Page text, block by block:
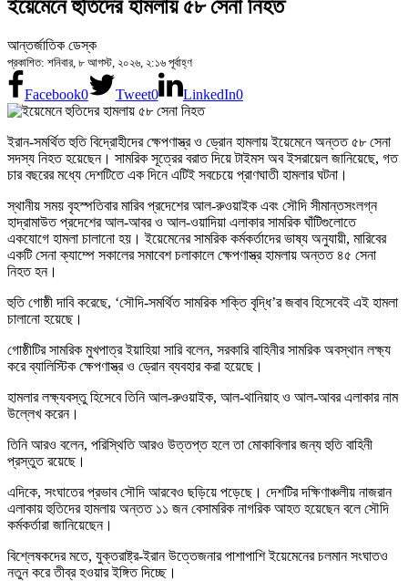
ইয়েমেনে হুতিদের হামলায় ৫৮ সেনা নিহত
আন্তর্জাতিক ডেস্ক
প্রকাশিত: শনিবার, ৮ আগস্ট, ২০২৬, ২:১৬ পূর্বাহ্ণ
Facebook0 Tweet0 LinkedIn0
ইরান-সমর্থিত হুতি বিদ্রোহীদের ক্ষেপণাস্ত্র ও ড্রোন হামলায় ইয়েমেনে অন্তত ৫৮ সেনা
সদস্য নিহত হয়েছেন। সামরিক সূত্রের বরাত দিয়ে টাইমস অব ইসরায়েল জানিয়েছে, গত
চার বছরের মধ্যে দেশটিতে এক দিনে এটিই সবচেয়ে প্রাণঘাতী হামলার ঘটনা।
স্থানীয় সময় বৃহস্পতিবার মারিব প্রদেশের আল-রুওয়াইক এবং সৌদি সীমান্তসংলগ্ন
হাদ্রামাউত প্রদেশের আল-আবর ও আল-ওয়াদিয়া এলাকার সামরিক ঘাঁটিগুলোতে
একযোগে হামলা চালানো হয়। ইয়েমেনের সামরিক কর্মকর্তাদের ভাষ্য অনুযায়ী, মারিবের
একটি সেনা ক্যাম্পে সকালের সমাবেশ চলাকালে ক্ষেপণাস্ত্র হামলায় অন্তত ৪৫ সেনা
নিহত হন।
হুতি গোষ্ঠী দাবি করেছে, ‘সৌদি-সমর্থিত সামরিক শক্তি বৃদ্ধি’র জবাব হিসেবেই এই হামলা
চালানো হয়েছে।
গোষ্ঠীটির সামরিক মুখপাত্র ইয়াহিয়া সারি বলেন, সরকারি বাহিনীর সামরিক অবস্থান লক্ষ্য
করে ব্যালিস্টিক ক্ষেপণাস্ত্র ও ড্রোন ব্যবহার করা হয়েছে।
হামলার লক্ষ্যবস্তু হিসেবে তিনি আল-রুওয়াইক, আল-থানিয়াহ ও আল-আবর এলাকার নাম
উল্লেখ করেন।
তিনি আরও বলেন, পরিস্থিতি আরও উত্তপ্ত হলে তা মোকাবিলার জন্য হুতি বাহিনী
প্রস্তুত রয়েছে।
এদিকে, সংঘাতের প্রভাব সৌদি আরবেও ছড়িয়ে পড়েছে। দেশটির দক্ষিণাঞ্চলীয় নাজরান
এলাকায় হুতিদের হামলায় অন্তত ১১ জন বেসামরিক নাগরিক আহত হয়েছেন বলে সৌদি
কর্মকর্তারা জানিয়েছেন।
বিশ্লেষকদের মতে, যুক্তরাষ্ট্র-ইরান উত্তেজনার পাশাপাশি ইয়েমেনের চলমান সংঘাতও
নতুন করে তীব্র হওয়ার ইঙ্গিত দিচ্ছে।